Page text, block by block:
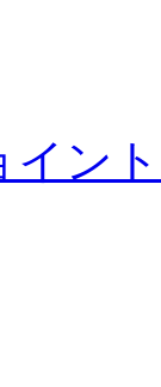
イント